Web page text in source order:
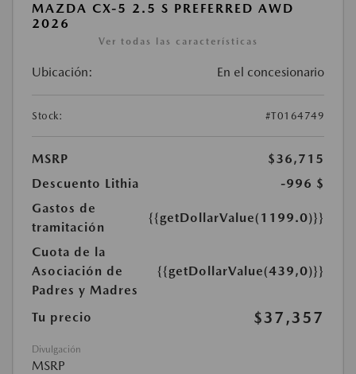
MAZDA CX-5 2.5 S PREFERRED AWD
2026
Ver todas las características
Ubicación: En el concesionario
Stock: #T0164749
MSRP
$36,715
Descuento Lithia
-996 $
Gastos de
tramitación
{{getDollarValue(1199.0)}}
Cuota de la
Asociación de
Padres y Madres
{{getDollarValue(439,0)}}
Tu precio $37,357
Divulgación
MSRP